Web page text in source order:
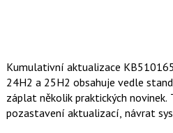
Kumulativní aktualizace
24H2 a 25H2 obsahuje vedle
záplat několik praktických
pozastavení aktualizací, návrat